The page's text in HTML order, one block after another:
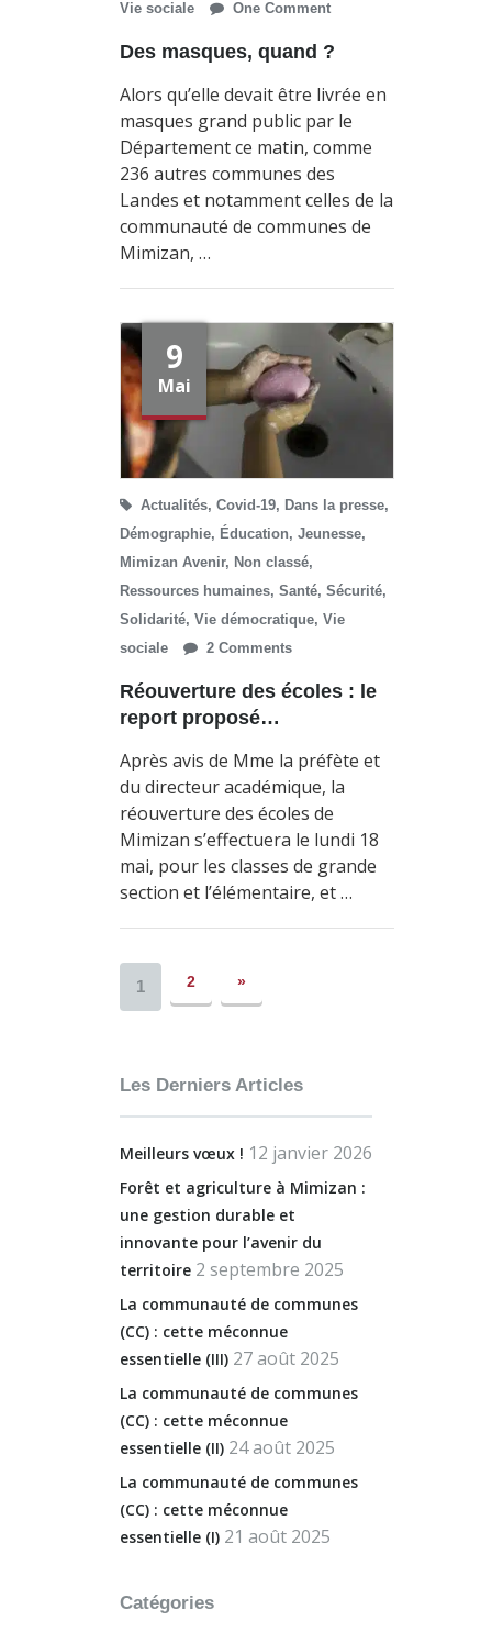
Vie sociale One Comment
Des masques, quand ?
Alors qu’elle devait être livrée en
masques grand public par le
Département ce matin, comme
236 autres communes des
Landes et notamment celles de la
communauté de communes de
Mimizan, …
9
Mai
Actualités, Covid-19, Dans la presse,
Démographie, Éducation, Jeunesse,
Mimizan Avenir, Non classé,
Ressources humaines, Santé, Sécurité,
Solidarité, Vie démocratique, Vie
sociale
2 Comments
Réouverture des écoles : le
report proposé…
Après avis de Mme la préfète et
du directeur académique, la
réouverture des écoles de
Mimizan s’effectuera le lundi 18
mai, pour les classes de grande
section et l’élémentaire, et …
1 2 »
Les Derniers Articles
Meilleurs vœux ! 12 janvier 2026
Forêt et agriculture à Mimizan :
une gestion durable et
innovante pour l’avenir du
territoire 2 septembre 2025
La communauté de communes
(CC) : cette méconnue
essentielle (III) 27 août 2025
La communauté de communes
(CC) : cette méconnue
essentielle (II) 24 août 2025
La communauté de communes
(CC) : cette méconnue
essentielle (I) 21 août 2025
Catégories